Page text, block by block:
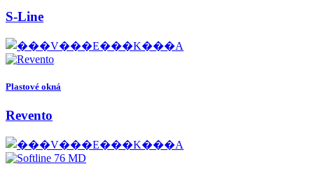
S-Line
Plastové okná
Revento